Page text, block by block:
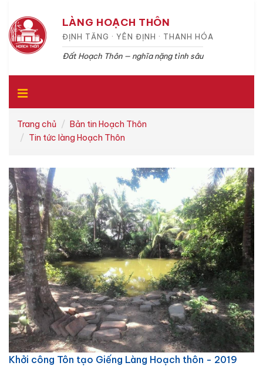
LÀNG HOẠCH THÔN
ĐỊNH TĂNG · YÊN ĐỊNH · THANH HÓA
Đất Hoạch Thôn — nghĩa nặng tình sâu
Trang chủ
Bản tin Hoạch Thôn
Tin tức làng Hoạch Thôn
Khởi công Tôn tạo Giếng Làng Hoạch thôn - 2019